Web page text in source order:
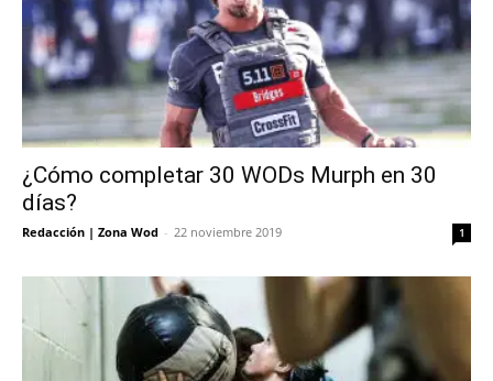
¿Cómo completar 30 WODs Murph en 30
días?
Redacción | Zona Wod - 22 noviembre 2019 1